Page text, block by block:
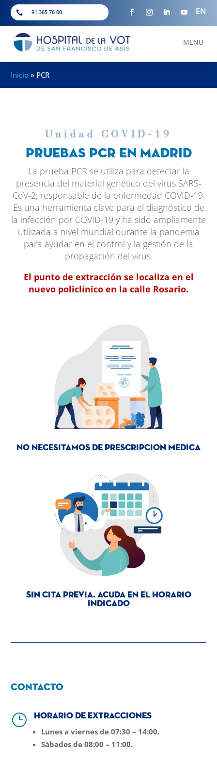
 91 365 76 00 EN
MENU
Inicio » PCR
Unidad COVID-19
PRUEBAS PCR EN MADRID
La prueba PCR se utiliza para detectar la
presencia del material genético del virus SARS-
CoV-2, responsable de la enfermedad COVID-19.
Es una herramienta clave para el diagnóstico de
la infección por COVID-19 y ha sido ampliamente
utilizada a nivel mundial durante la pandemia
para ayudar en el control y la gestión de la
propagación del virus.
El punto de extracción se localiza en el
nuevo policlínico en la calle Rosario.
No necesitamos de prescripcion medica
Sin cita previa. Acuda en el horario
indicado
Contacto
} Horario de extracciones
Lunes a viernes de 07:30 – 14:00.
Sábados de 08:00 – 11:00.